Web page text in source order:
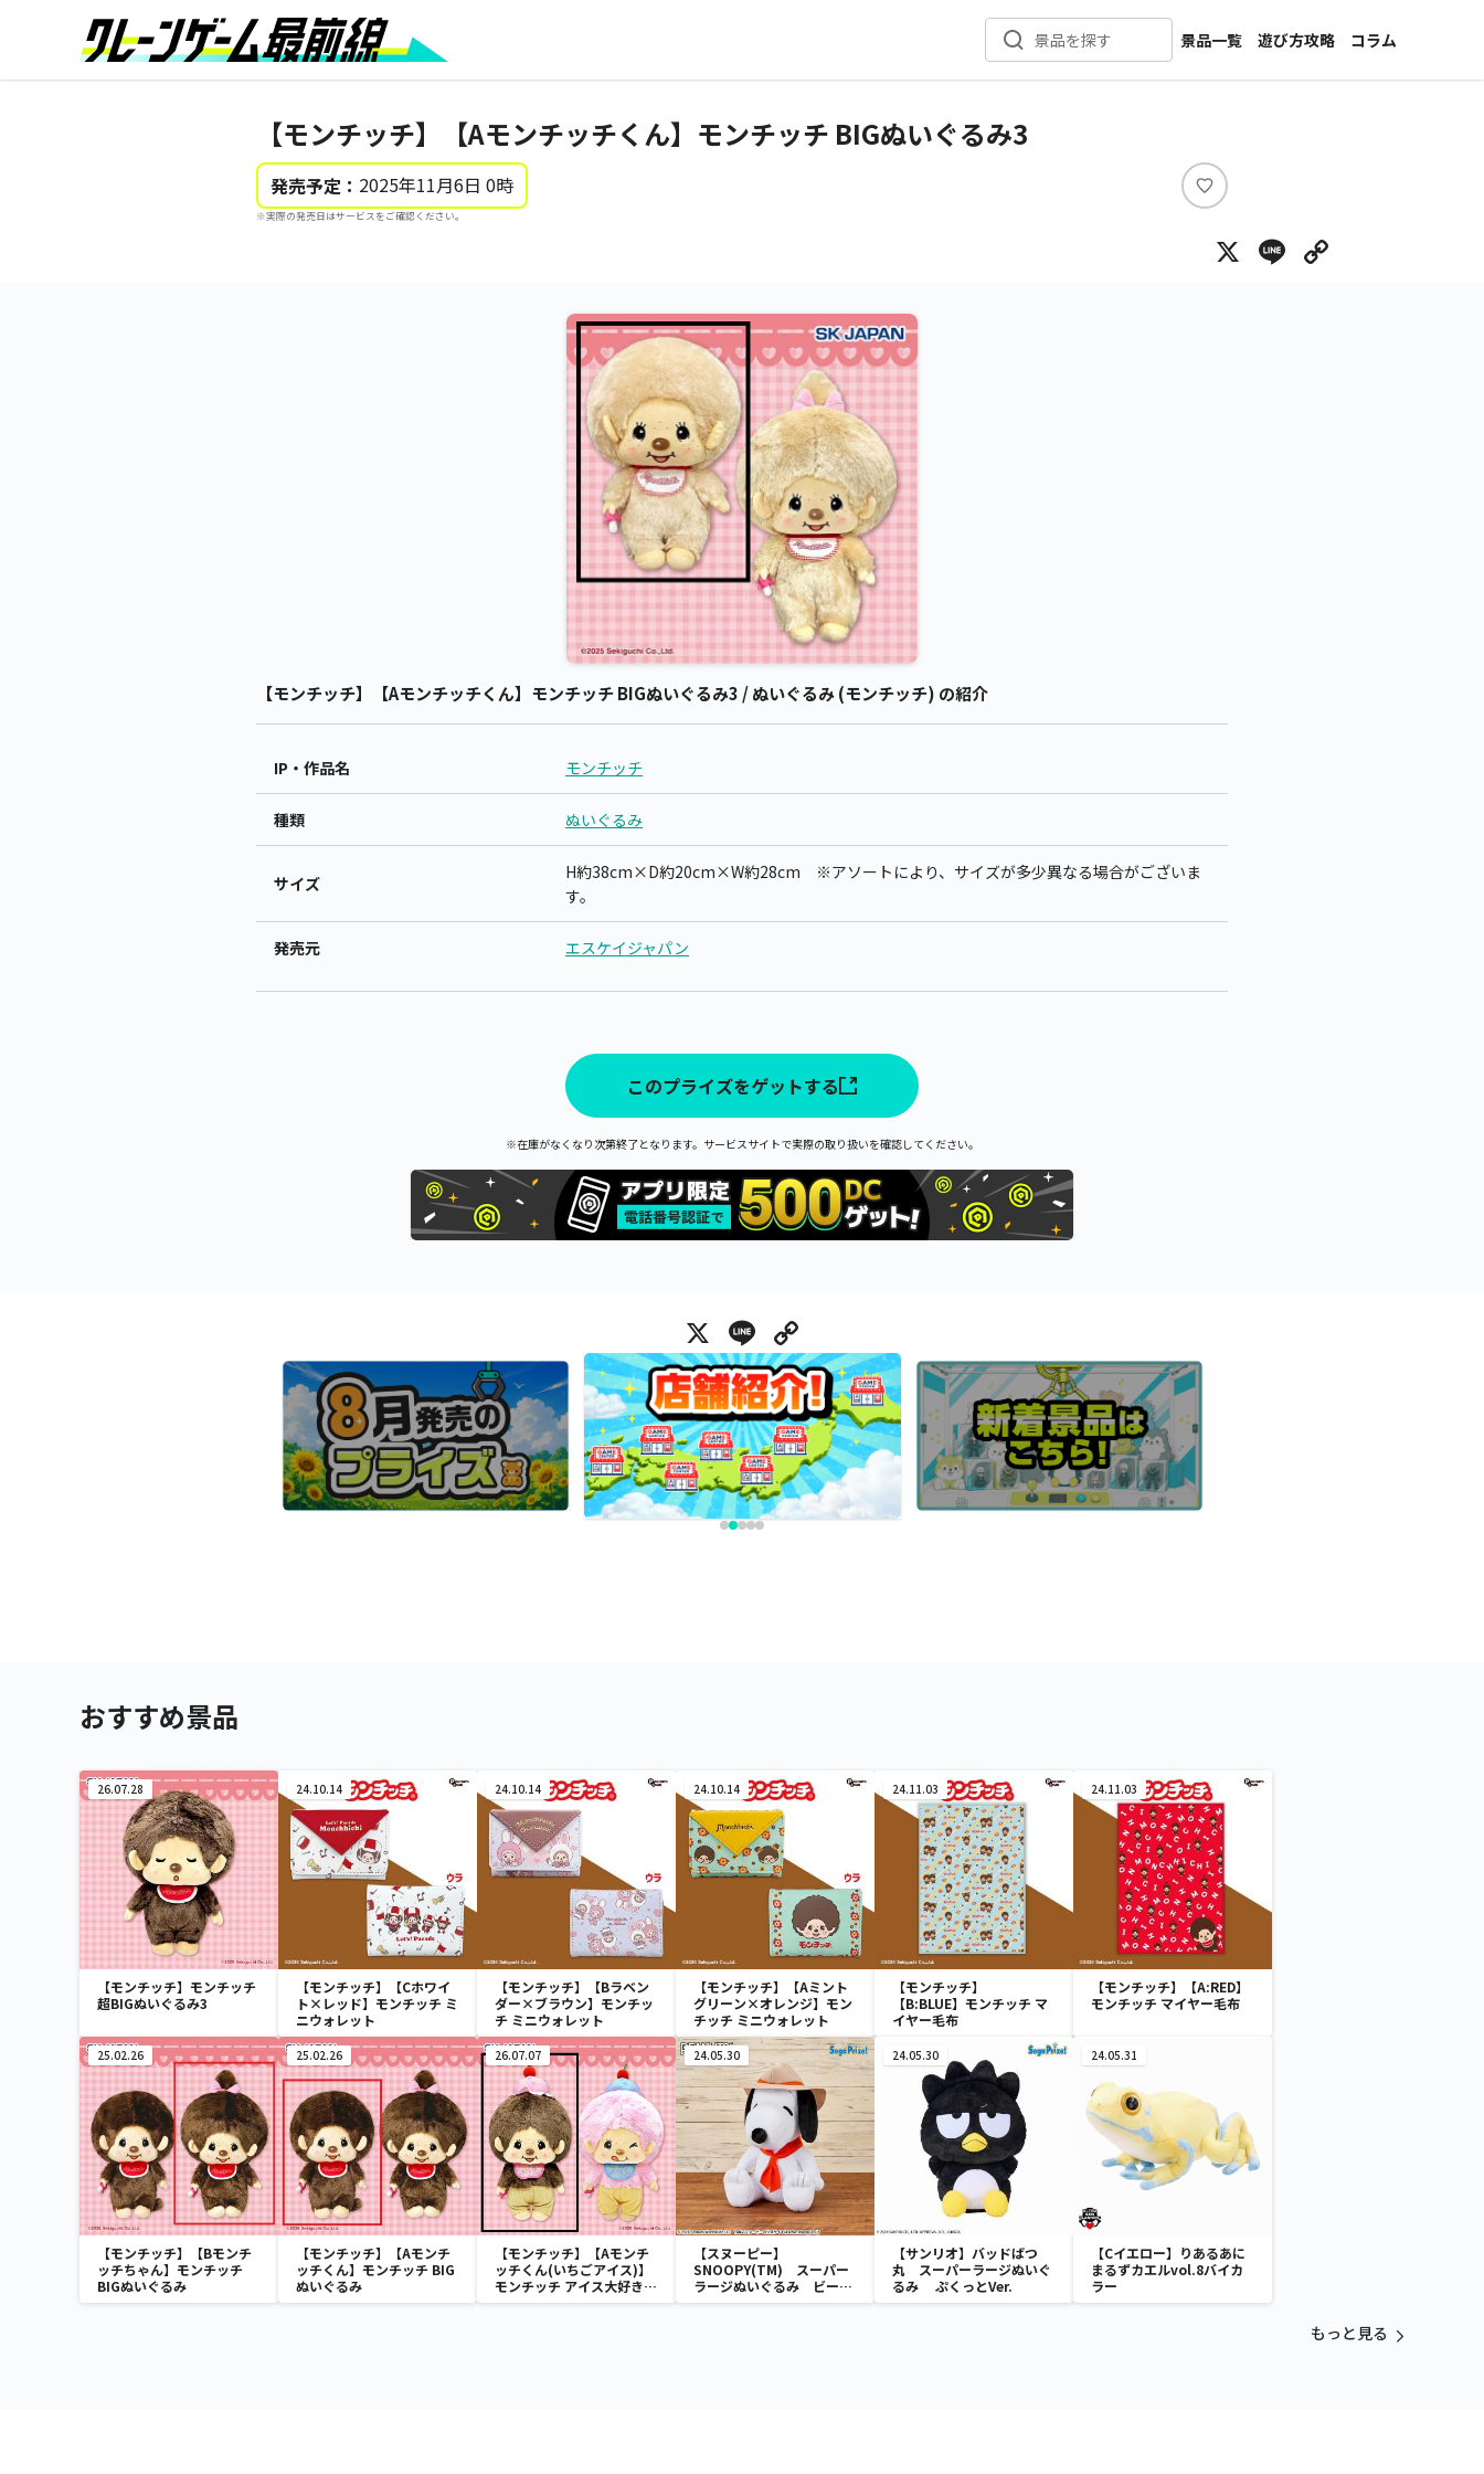
景品を探す
景品一覧
新着景品
メーカー一覧
遊び方攻略
コラム
インタビュー
【モンチッチ】【Aモンチッチくん】モンチッチ BIGぬいぐるみ3
発売予定： 2025年11月6日 0時
※実際の発売日はサービスをご確認ください。
い
ね
X Line
【モンチッチ】【Aモンチッチくん】モンチッチ BIGぬいぐるみ3 / ぬいぐるみ (モンチッチ) の紹介
IP・作品名 モンチッチ
種類 ぬいぐるみ
サイズ
H約38cm×D約20cm×W約28cm ※アソートにより、サイズが多少異なる場合がございま
す。
発売元 エスケイジャパン
このプライズをゲットする
※在庫がなくなり次第終了となります。サービスサイトで実際の取り扱いを確認してください。
X Line
おすすめ景品
26.07.28
【モンチッチ】モンチッチ
超BIGぬいぐるみ3
24.10.14
【モンチッチ】【Cホワイ
ト×レッド】モンチッチ ミ
ニウォレット
24.10.14
【モンチッチ】【Bラベン
ダー×ブラウン】モンチッ
チ ミニウォレット
24.10.14
【モンチッチ】【Aミント
グリーン×オレンジ】モン
チッチ ミニウォレット
24.11.03
【モンチッチ】
【B:BLUE】モンチッチ マ
イヤー毛布
24.11.03
【モンチッチ】【A:RED】
モンチッチ マイヤー毛布
25.02.26
【モンチッチ】【Bモンチ
ッチちゃん】モンチッチ
BIGぬいぐるみ
25.02.26
【モンチッチ】【Aモンチ
ッチくん】モンチッチ BIG
ぬいぐるみ
26.07.07
【モンチッチ】【Aモンチ
ッチくん(いちごアイス)】
モンチッチ アイス大好き
BIGぬいぐるみ
24.05.30
【スヌーピー】
SNOOPY(TM) スーパー
ラージぬいぐるみ ビーグ
ル・スカウト
24.05.30
【サンリオ】バッドばつ
丸 スーパーラージぬいぐ
るみ ぷくっとVer.
24.05.31
【Cイエロー】りあるあに
まるずカエルvol.8バイカ
ラー
もっと見る